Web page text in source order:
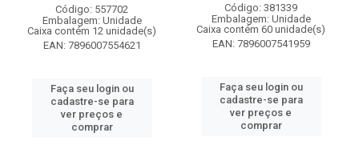
Código: 557702
Embalagem: Unidade
Caixa contém 12 unidade(s)
EAN: 7896007554621
Faça seu login ou
cadastre-se para
ver preços e
comprar
Código: 381339
Embalagem: Unidade
Caixa contém 60 unidade(s)
EAN: 7896007541959
Faça seu login ou
cadastre-se para
ver preços e
comprar